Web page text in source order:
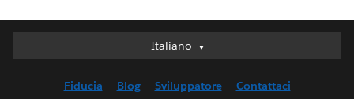
Italiano
Italiano
English (UK)
Fiducia Blog Sviluppatore Contattaci